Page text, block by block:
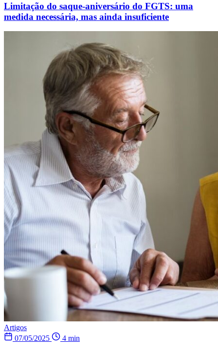
Limitação do saque-aniversário do FGTS: uma
medida necessária, mas ainda insuficiente
Artigos
07/05/2025
4 min